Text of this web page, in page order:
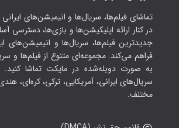
تماشای فیلم‌ها، سریال‌ها و انیمیشن‌های
در کنار ارائه اپلیکیشن‌ها و بازی‌ها، دسترسی
جدیدترین فیلم‌ها، سریال‌ها و انیمیشن‌های
فراهم می‌کند. مجموعه‌ای متنوع از فیلم‌ها و
به صورت دوبله‌شده در مایکت تماشا کنید.
سریال‌های ایرانی، آمریکایی، ترکی، کره‌ای،
مختلف.